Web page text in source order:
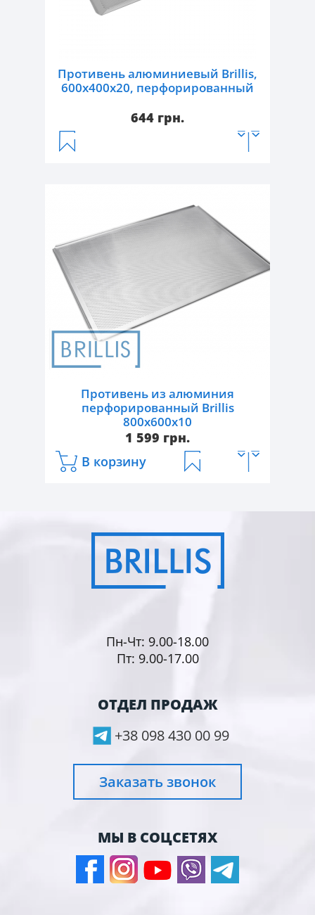
Противень алюминиевый Brillis,
600х400х20, перфорированный
644 грн.
Габаритные размеры, Д/Ш/В, мм:
600/400
Материал:
Противень из алюминия
перфорированный Brillis
800x600х10
1 599 грн.
В корзину
Габаритные размеры, Д/Ш/В, мм:
Материал:алюминий
Пн-Чт: 9.00-18.00
Пт: 9.00-17.00
ОТДЕЛ ПРОДАЖ
+38 098 430 00 99
Заказать звонок
МЫ В СОЦСЕТЯХ